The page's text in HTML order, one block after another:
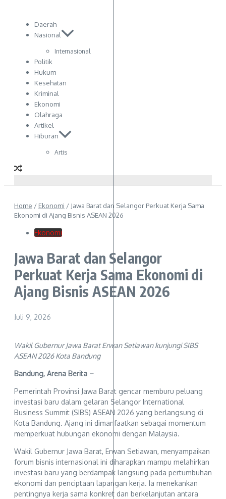
Daerah
Nasional
Internasional
Politik
Hukum
Kesehatan
Kriminal
Ekonomi
Olahraga
Artikel
Hiburan
Artis
Home / Ekonomi / Jawa Barat dan Selangor Perkuat Kerja Sama
Ekonomi di Ajang Bisnis ASEAN 2026
Ekonomi
Jawa Barat dan Selangor
Perkuat Kerja Sama Ekonomi di
Ajang Bisnis ASEAN 2026
Juli 9, 2026
Wakil Gubernur Jawa Barat Erwan Setiawan kunjungi SIBS
ASEAN 2026 Kota Bandung
Bandung, Arena Berita –
Pemerintah Provinsi Jawa Barat gencar memburu peluang
investasi baru dalam gelaran Selangor International
Business Summit (SIBS) ASEAN 2026 yang berlangsung di
Kota Bandung. Ajang ini dimanfaatkan sebagai momentum
memperkuat hubungan ekonomi dengan Malaysia.
Wakil Gubernur Jawa Barat, Erwan Setiawan, menyampaikan
forum bisnis internasional ini diharapkan mampu melahirkan
investasi baru yang berdampak langsung pada pertumbuhan
ekonomi dan penciptaan lapangan kerja. Ia menekankan
pentingnya kerja sama konkret dan berkelanjutan antara